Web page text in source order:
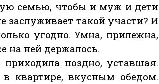
семью, чтобы и муж и дети
заслуживает такой участи? И
угодно. Умна, прилежна,
на ней держалось.
поздно, уставшая.
в квартире, вкусным обедом.